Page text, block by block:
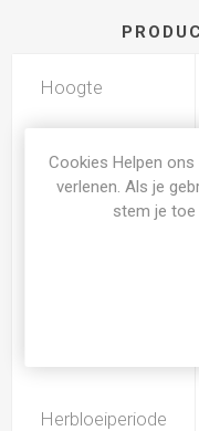
Hoogte
Geurend
Dubbele bloem
Herbloeiperiode
Cookies Helpen
verlenen. Als je
stem je toe